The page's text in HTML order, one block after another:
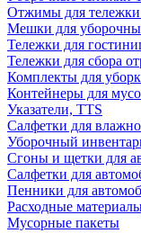
Отжимы для
Мешки для
Тележки для
Тележки для сбора
Комплекты для
Контейнеры для
Указатели, TTS
Салфетки для
Уборочный
Сгоны и щетки для
Салфетки для
Пенники для
Расходные
Мусорные пакеты